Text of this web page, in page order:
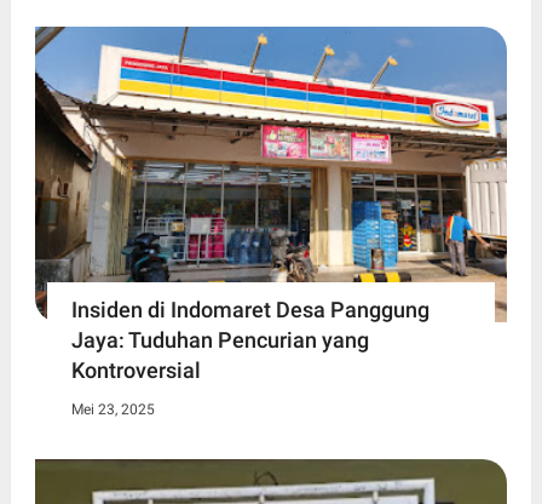
Insiden di Indomaret Desa Panggung
Jaya: Tuduhan Pencurian yang
Kontroversial
Mei 23, 2025